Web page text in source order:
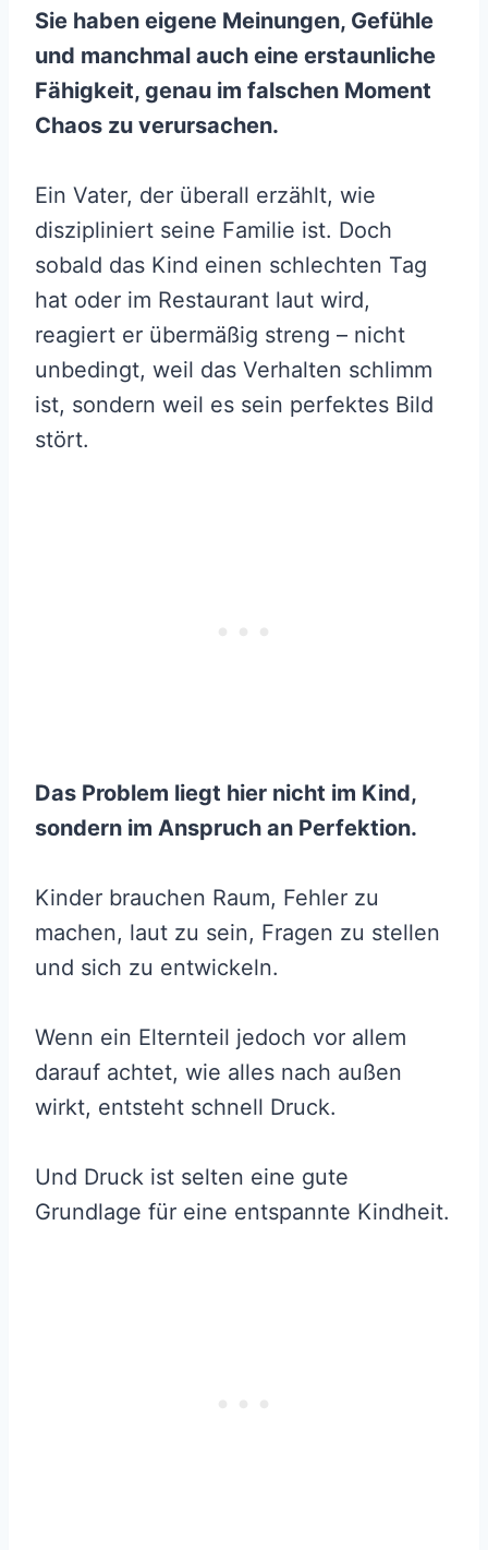
Sie haben eigene Meinungen, Gefühle
und manchmal auch eine erstaunliche
Fähigkeit, genau im falschen Moment
Chaos zu verursachen.
Ein Vater, der überall erzählt, wie
diszipliniert seine Familie ist. Doch
sobald das Kind einen schlechten Tag
hat oder im Restaurant laut wird,
reagiert er übermäßig streng – nicht
unbedingt, weil das Verhalten schlimm
ist, sondern weil es sein perfektes Bild
stört.
Das Problem liegt hier nicht im Kind,
sondern im Anspruch an Perfektion.
Kinder brauchen Raum, Fehler zu
machen, laut zu sein, Fragen zu stellen
und sich zu entwickeln.
Wenn ein Elternteil jedoch vor allem
darauf achtet, wie alles nach außen
wirkt, entsteht schnell Druck.
Und Druck ist selten eine gute
Grundlage für eine entspannte Kindheit.